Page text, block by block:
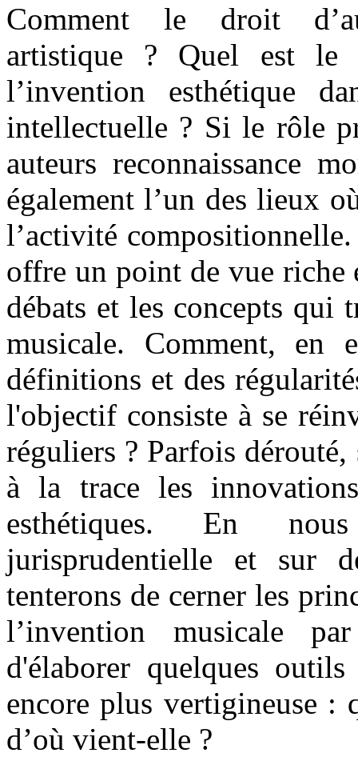
Comment le droit
artistique ? Quel est le
l’invention esthétique
intellectuelle ? Si le rôle
auteurs reconnaissance
également l’un des lieux
l’activité
offre un point de vue riche
débats et les concepts qui
musicale. Comment, en
définitions et des
l'objectif consiste à se
réguliers ? Parfois
à la trace les
esthétiques. En
jurisprudentielle et sur
tenterons de cerner les
l’invention musicale
d'élaborer quelques
encore plus vertigineuse :
d’où vient-elle ?